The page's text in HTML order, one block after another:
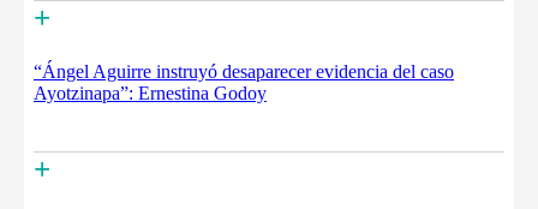
+
“Ángel Aguirre instruyó desaparecer evidencia del caso
Ayotzinapa”: Ernestina Godoy
+